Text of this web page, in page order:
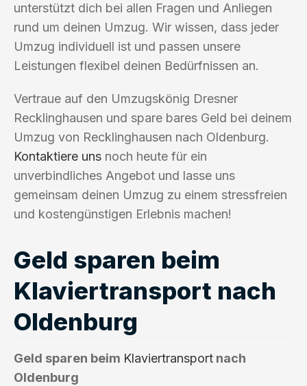
unterstützt dich bei allen Fragen und Anliegen
rund um deinen Umzug. Wir wissen, dass jeder
Umzug individuell ist und passen unsere
Leistungen flexibel deinen Bedürfnissen an.
Vertraue auf den Umzugskönig Dresner
Recklinghausen und spare bares Geld bei deinem
Umzug von Recklinghausen nach Oldenburg.
Kontaktiere uns noch heute für ein
unverbindliches Angebot und lasse uns
gemeinsam deinen Umzug zu einem stressfreien
und kostengünstigen Erlebnis machen!
Geld sparen beim
Klaviertransport nach
Oldenburg
Geld sparen beim Klaviertransport nach
Oldenburg